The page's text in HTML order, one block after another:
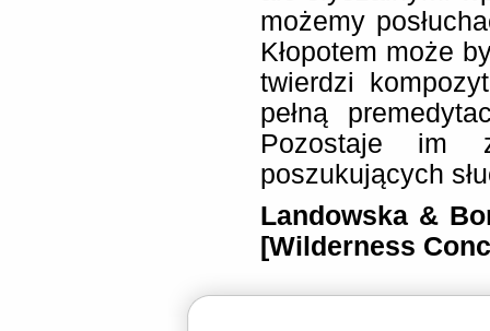
możemy
Kłopotem może
twierdzi
pełną
Pozostaje im
poszukujących
Landowska &
[Wilderness